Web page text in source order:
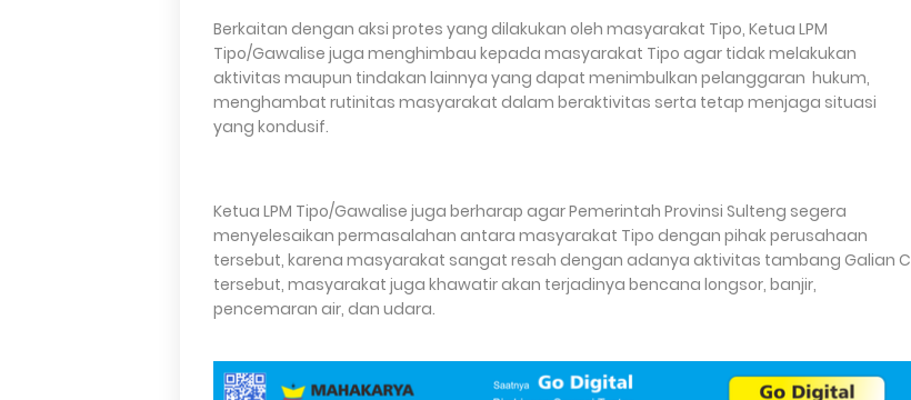
Berkaitan dengan aksi protes yang dilakukan oleh masyarakat Tipo, Ketua LPM
Tipo/Gawalise juga menghimbau kepada masyarakat Tipo agar tidak melakukan
aktivitas maupun tindakan lainnya yang dapat menimbulkan pelanggaran hukum,
menghambat rutinitas masyarakat dalam beraktivitas serta tetap menjaga situasi
yang kondusif.
Ketua LPM Tipo/Gawalise juga berharap agar Pemerintah Provinsi Sulteng segera
menyelesaikan permasalahan antara masyarakat Tipo dengan pihak perusahaan
tersebut, karena masyarakat sangat resah dengan adanya aktivitas tambang Galian C
tersebut, masyarakat juga khawatir akan terjadinya bencana longsor, banjir,
pencemaran air, dan udara.